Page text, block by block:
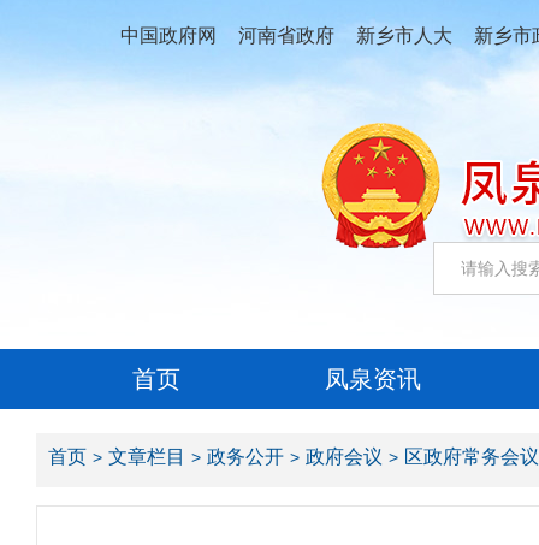
中国政府网 河南省政府 新乡市人大 新乡市
首页 凤泉资讯
首页 文章栏目 政务公开 政府会议 区政府常务会议